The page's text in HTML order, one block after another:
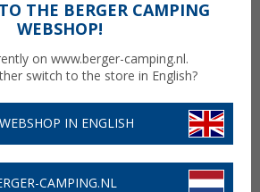
THE BERGER CAMPING
WEBSHOP!
on www.berger-camping.nl.
switch to the store in English?
IN ENGLISH
CAMPING.NL